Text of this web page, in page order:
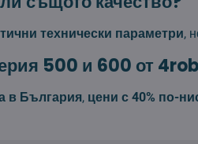
технически параметри,
500 и 600 от
в България, цени с 40% по-